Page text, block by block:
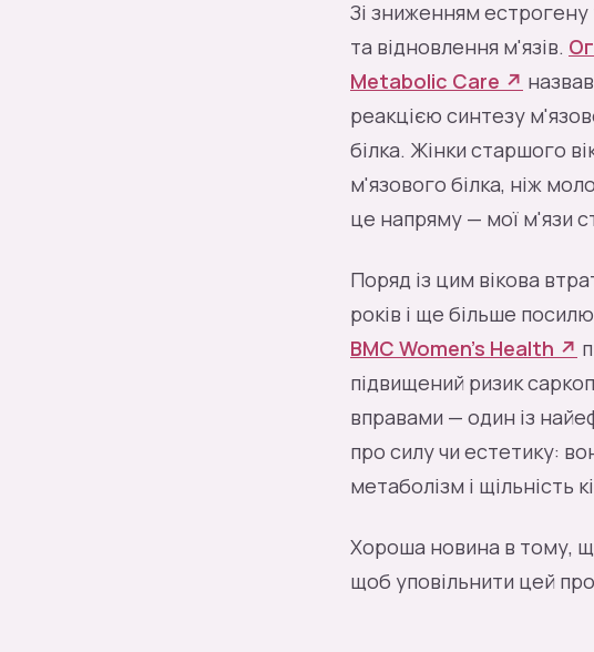
Зі зниженням естрогену
та відновлення м'язів.
Metabolic Care ↗
реакцією синтезу
білка. Жінки старшого
м'язового білка, ніж
це напряму — мої м'язи
Поряд із цим вікова
років і ще більше
BMC Women's Health ↗
підвищений ризик
вправами — один із
про силу чи естетику:
метаболізм і щільність
Хороша новина в тому,
щоб уповільнити цей